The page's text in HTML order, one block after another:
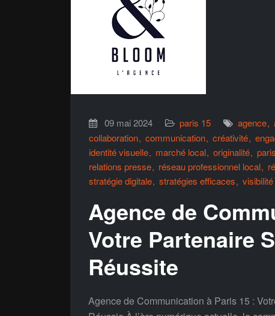
09 mai 2024 paris 15 agence
collaboration communication créativité
identité visuelle
marché local originalité
relations presse
réseau professionnel local
stratégie digitale stratégies efficaces
Agence de
Votre Partenaire
Réussite
Agence de Communication à Paris 15 :